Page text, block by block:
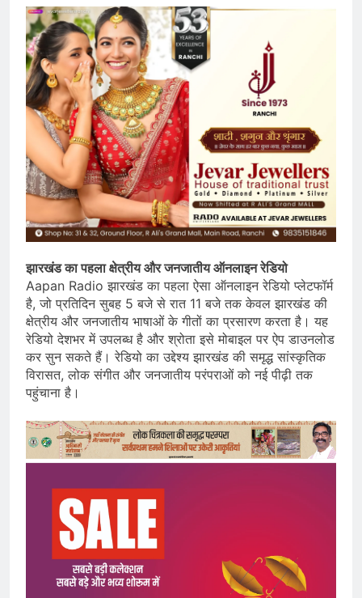
झारखंड का पहला क्षेत्रीय और जनजातीय ऑनलाइन रेडियो
Aapan Radio झारखंड का पहला ऐसा ऑनलाइन रेडियो प्लेटफॉर्म
है, जो प्रतिदिन सुबह 5 बजे से रात 11 बजे तक केवल झारखंड की
क्षेत्रीय और जनजातीय भाषाओं के गीतों का प्रसारण करता है। यह
रेडियो देशभर में उपलब्ध है और श्रोता इसे मोबाइल पर ऐप डाउनलोड
कर सुन सकते हैं। रेडियो का उद्देश्य झारखंड की समृद्ध सांस्कृतिक
विरासत, लोक संगीत और जनजातीय परंपराओं को नई पीढ़ी तक
पहुंचाना है।